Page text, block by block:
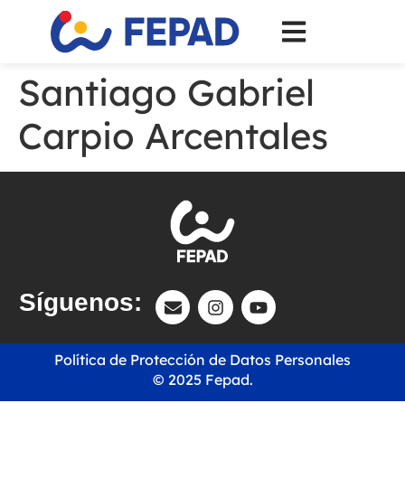
Santiago Gabriel
Carpio Arcentales
Síguenos:
© 2025 Fepad.
Política de Protección de Datos Personales